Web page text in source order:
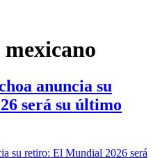
anuncia su
será su último